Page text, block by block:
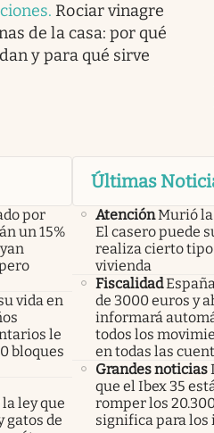
. Rociar vinagre
de la casa: por qué
y para qué sirve
por
un 15%
vida en
le
bloques
ley que
gatos de
Últimas
AtenciónMurió la
El casero puede
realiza cierto tipo
vivienda
Fiscalidad
de 3000 euros y
informará
todos los
en todas las
Grandes noticias
que el Ibex 35
romper los
significa para